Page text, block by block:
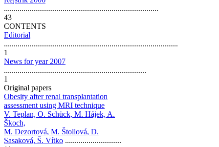
...............................................................................
43
CONTENTS
Editorial
.........................................................................................
1
News for year 2007
.........................................................................
1
Original papers
Obesity after renal transplantation
assessment using MRI technique
V. Teplan, O. Schück, M. Hájek, A.
Škoch,
M. Dezortová, M. Štollová, D.
Sasaková, Š. Vítko .............................